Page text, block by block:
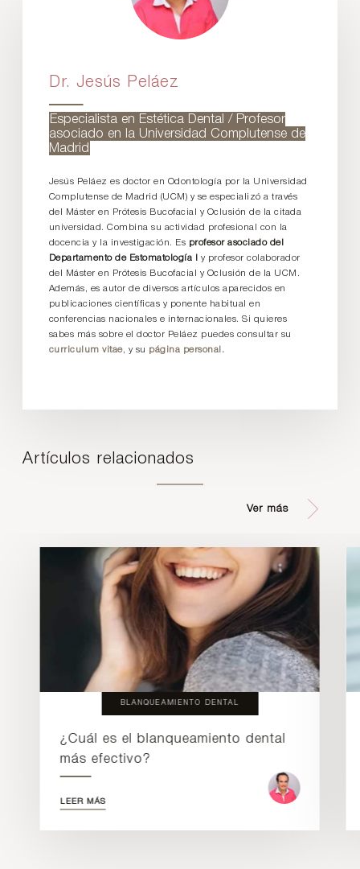
Dr. Jesús Peláez
Especialista en Estética Dental / Profesor
asociado en la Universidad Complutense de
Madrid
Jesús Peláez es doctor en Odontología por la Universidad
Complutense de Madrid (UCM) y se especializó a través
del Máster en Prótesis Bucofacial y Oclusión de la citada
universidad. Combina su actividad profesional con la
docencia y la investigación. Es profesor asociado del
Departamento de Estomatología I
y profesor colaborador
del Máster en Prótesis Bucofacial y Oclusión de la UCM.
Además, es autor de diversos artículos aparecidos en
publicaciones científicas y ponente habitual en
conferencias nacionales e internacionales. Si quieres
sabes más sobre el doctor Peláez puedes consultar su
curriculum vitae, y su página personal.
Artículos relacionados
Ver más
BLANQUEAMIENTO DENTAL
¿Cuál es el blanqueamiento dental
más efectivo?
LEER MÁS